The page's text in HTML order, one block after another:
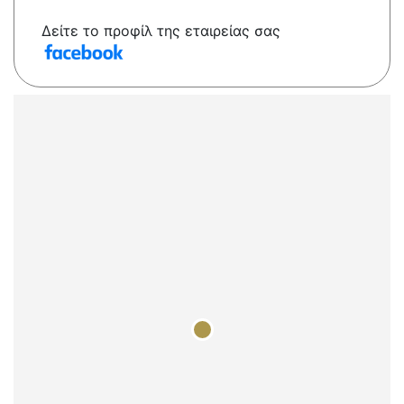
Δείτε το προφίλ της εταιρείας σας